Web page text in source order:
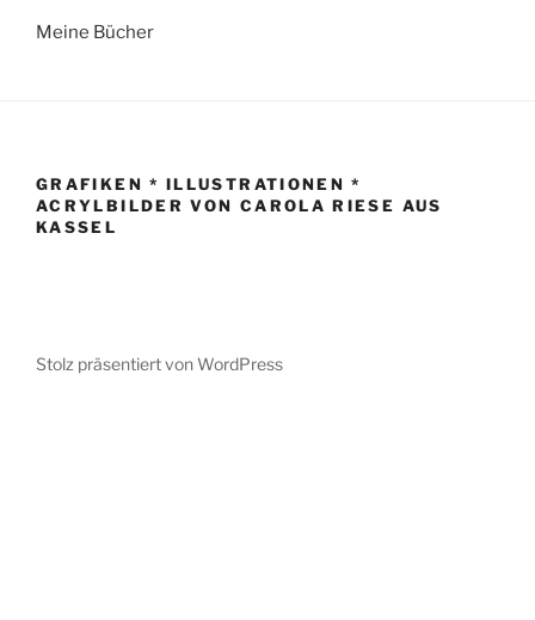
Meine Bücher
GRAFIKEN * ILLUSTRATIONEN *
ACRYLBILDER VON CAROLA RIESE AUS
KASSEL
Stolz präsentiert von WordPress